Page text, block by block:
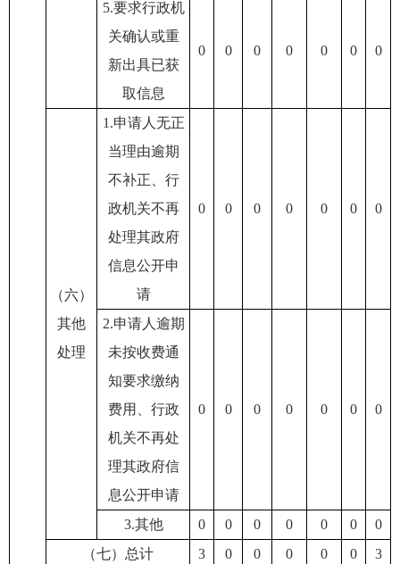
5.要求行政机
关确认或重
新出具已获
取信息
0 0 0 0 0 0 0
（六）
其他
处理
1.申请人无正
当理由逾期
不补正、行
政机关不再
处理其政府
信息公开申
请
0 0 0 0 0 0 0
2.申请人逾期
未按收费通
知要求缴纳
费用、行政
机关不再处
理其政府信
息公开申请
0 0 0 0 0 0 0
3.其他 0 0 0 0 0 0
0
（七）总计
3 0 0 0 0 0
3